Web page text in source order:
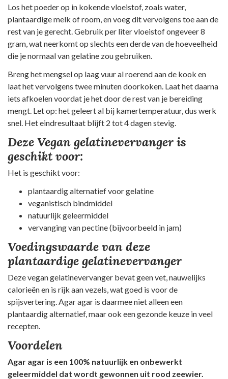
Los het poeder op in kokende vloeistof, zoals water,
plantaardige melk of room, en voeg dit vervolgens toe aan de
rest van je gerecht. Gebruik per liter vloeistof ongeveer 8
gram, wat neerkomt op slechts een derde van de hoeveelheid
die je normaal van gelatine zou gebruiken.
Breng het mengsel op laag vuur al roerend aan de kook en
laat het vervolgens twee minuten doorkoken. Laat het daarna
iets afkoelen voordat je het door de rest van je bereiding
mengt. Let op: het geleert al bij kamertemperatuur, dus werk
snel. Het eindresultaat blijft 2 tot 4 dagen stevig.
DezeVegan gelatinevervangeris
geschikt voor:
Het is geschikt voor:
plantaardig alternatief voor gelatine
veganistisch bindmiddel
natuurlijk geleermiddel
vervanging van pectine (bijvoorbeeld in jam)
Voedingswaarde van deze
plantaardige gelatinevervanger
Deze vegan gelatinevervanger bevat geen vet, nauwelijks
calorieën en is rijk aan vezels, wat goed is voor de
spijsvertering. Agar agar is daarmee niet alleen een
plantaardig alternatief, maar ook een gezonde keuze in veel
recepten.
Voordelen
Agar agar is een 100% natuurlijk en onbewerkt
geleermiddel dat wordt gewonnen uit rood zeewier.